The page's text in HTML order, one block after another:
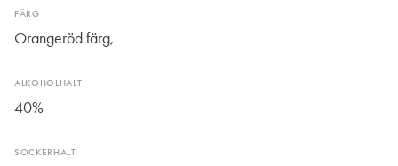
FÄRG
Orangeröd färg,
ALKOHOLHALT
40%
SOCKERHALT